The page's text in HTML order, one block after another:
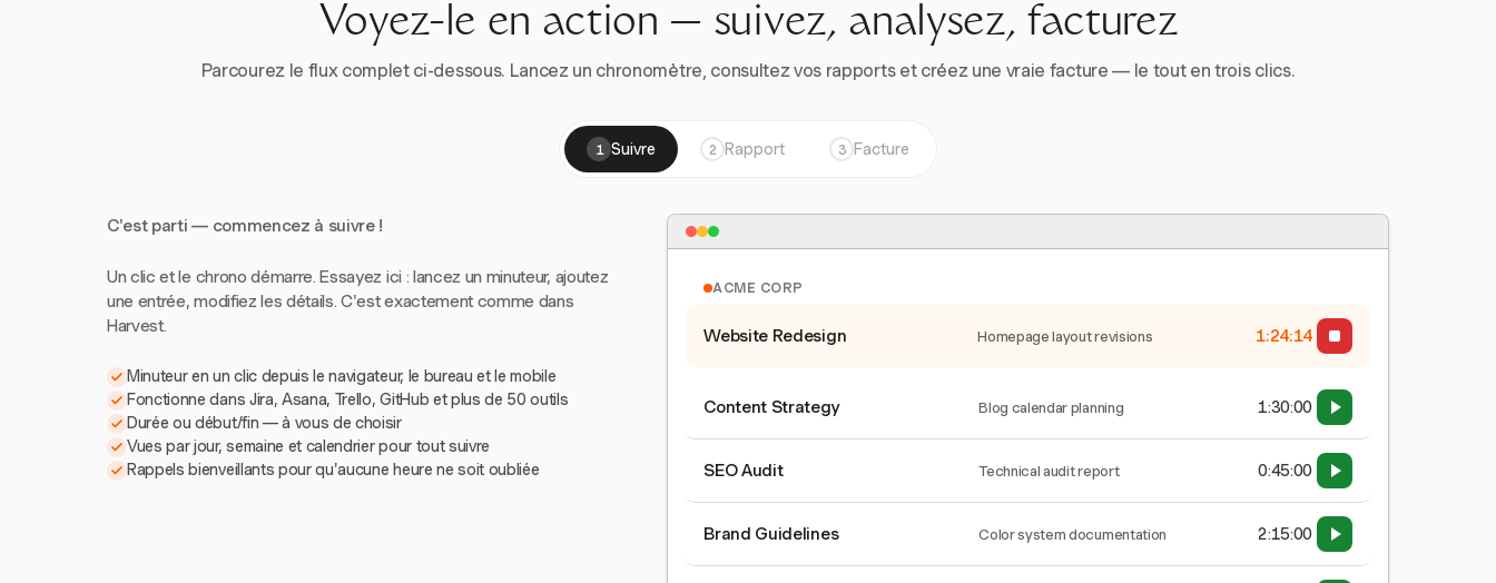
Voyez-le en action — suivez, analysez, facturez
Parcourez le flux complet ci-dessous. Lancez un chronomètre, consultez vos rapports et créez une vraie facture — le tout en trois clics.
1 Suivre 2 Rapport 3 Facture
C'est parti — commencez à suivre !
Un clic et le chrono démarre. Essayez ici : lancez un minuteur, ajoutez
une entrée, modifiez les détails. C'est exactement comme dans
Harvest.
Minuteur en un clic depuis le navigateur, le bureau et le mobile
Fonctionne dans Jira, Asana, Trello, GitHub et plus de 50 outils
Durée ou début/fin — à vous de choisir
Vues par jour, semaine et calendrier pour tout suivre
Rappels bienveillants pour qu'aucune heure ne soit oubliée
ACME CORP
Website Redesign Homepage layout revisions 1:24:15
Content Strategy Blog calendar planning 1:30:00
SEO Audit Technical audit report 0:45:00
Brand Guidelines Color system documentation 2:15:00